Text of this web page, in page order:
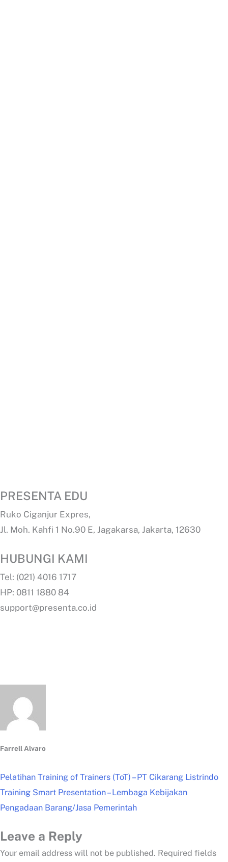
PRESENTA EDU
Ruko Ciganjur Expres,
Jl. Moh. Kahfi 1 No.90 E, Jagakarsa, Jakarta, 12630
HUBUNGI KAMI
Tel: (021) 4016 1717
HP: 0811 1880 84
support@presenta.co.id
Farrell Alvaro
Pelatihan Training of Trainers (ToT) – PT Cikarang Listrindo
Training Smart Presentation – Lembaga Kebijakan
Pengadaan Barang/Jasa Pemerintah
Leave a Reply
Your email address will not be published. Required fields